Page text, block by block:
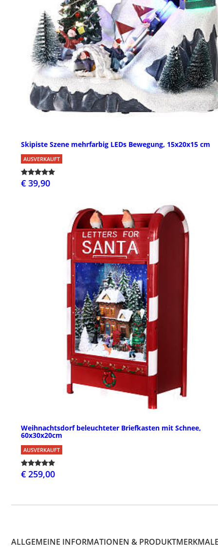
Skipiste Szene mehrfarbig LEDs Bewegung, 15x20x15 cm
AUSVERKAUFT
€ 39,90
Weihnachtsdorf beleuchteter Briefkasten mit Schnee,
60x30x20cm
AUSVERKAUFT
€ 259,00
ALLGEMEINE INFORMATIONEN &